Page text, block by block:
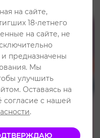
на сайте,
18-летнего
на сайте, не
предназначены
Мы
улучшить
Оставаясь на
согласие с нашей
.